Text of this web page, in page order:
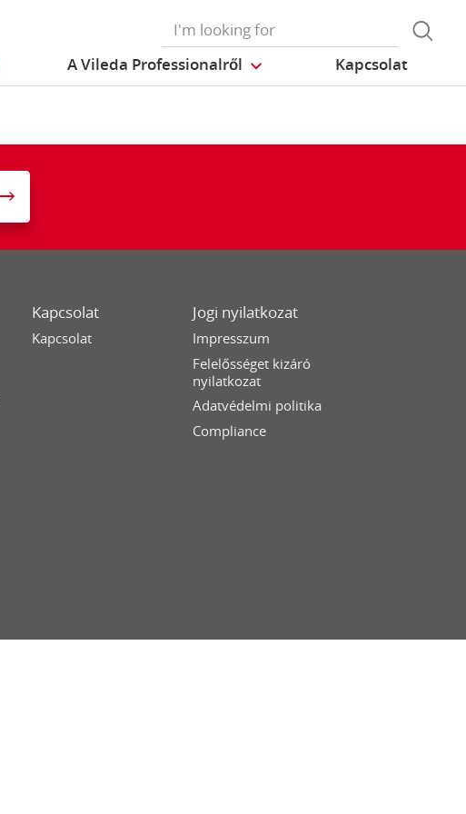
A Vileda Professionalről Kapcsolat
Kapcsolat
Kapcsolat
Jogi nyilatkozat
Impresszum
Felelősséget kizáró
nyilatkozat
Adatvédelmi politika
Compliance